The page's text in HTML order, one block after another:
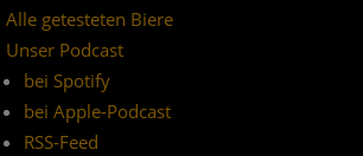
Alle getesteten Biere
Unser Podcast
bei Spotify
bei Apple-Podcast
RSS-Feed